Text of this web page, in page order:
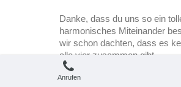
Danke, dass du uns so ein
harmonisches Miteinander
wir schon dachten, dass es
alle vier zusammen gibt.
Du hast ein Wunder vollbracht!
Anrufen